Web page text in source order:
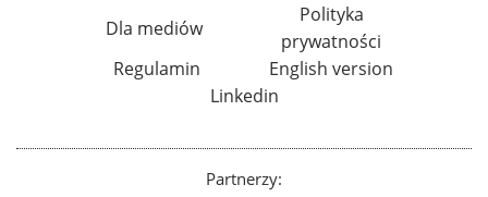
Dla mediów
Polityka
prywatności
Regulamin
English version
Linkedin
Partnerzy: